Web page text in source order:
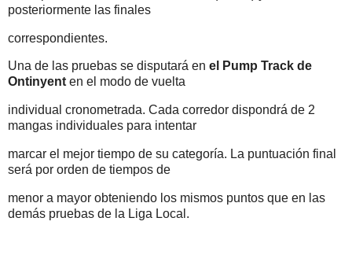
posteriormente las finales
correspondientes.
Una de las pruebas se disputará en el Pump Track de
Ontinyenten el modo de vuelta
individual cronometrada. Cada corredor dispondrá de 2
mangas individuales para intentar
marcar el mejor tiempo de su categoría. La puntuación final
será por orden de tiempos de
menor a mayor obteniendo los mismos puntos que en las
demás pruebas de la Liga Local.